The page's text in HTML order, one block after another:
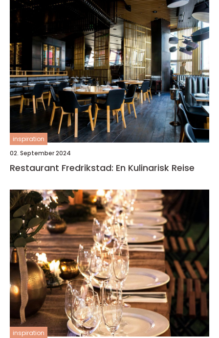
inspiration
02. September 2024
Restaurant Fredrikstad: En Kulinarisk Reise
inspiration